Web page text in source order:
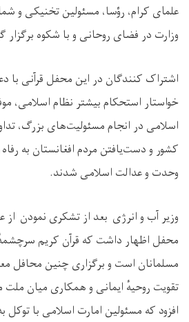
علمای کرام، رؤسا، مسئولین تخنیکی و
وزارت در فضای روحانی و با شکوه برگزار
اشتراک‌ کنندگان در این محفل قرآنی با
خواستار استحکام بیشتر نظام اسلامی،
اسلامی در انجام مسئولیت‌های بزرگ،
کشور و دست‌یافتن مردم افغانستان به
وحدت و عدالت اسلامی شدند.
وزیر آب و انرژی بعد از تشکری نمودن
محفل اظهار داشت که قرآن کریم
مسلمانان است و برگزاری چنین محافل
تقویت روحیهٔ ایمانی و همکاری میان ملت
افزود که مسئولین امارت اسلامی با توکل